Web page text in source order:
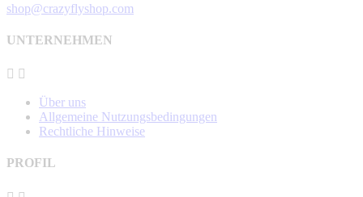
shop@crazyflyshop.com
UNTERNEHMEN
 
Über uns
Allgemeine Nutzungsbedingungen
Rechtliche Hinweise
PROFIL